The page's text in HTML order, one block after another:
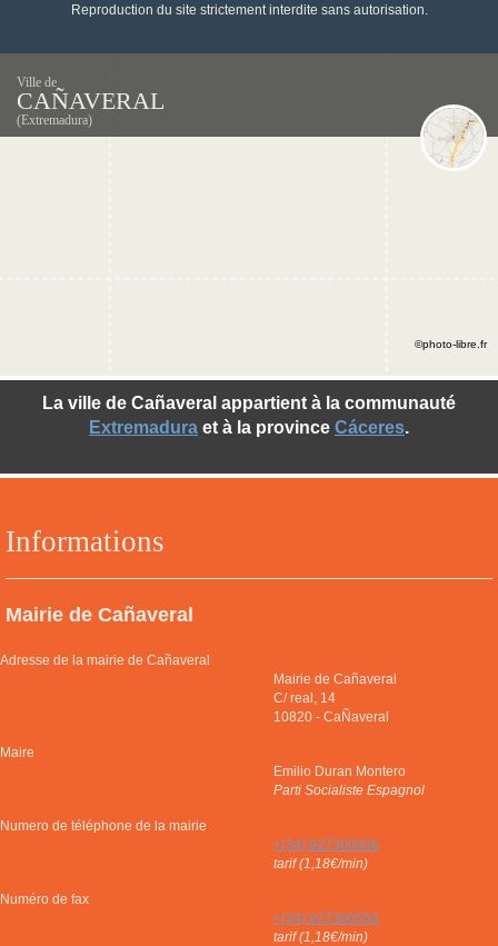
Reproduction du site strictement interdite sans autorisation.
Ville de
CAÑAVERAL
(Extremadura)
Informations
Mairie de Cañaveral
Adresse de la mairie de Cañaveral
Mairie de Cañaveral
C/ real, 14
10820 -CaÑaveral
Maire
Emilio Duran Montero
Parti Socialiste Espagnol
Numero de téléphone de la mairie
+(34) 927300006
tarif (1,18€/min)
Numéro de fax
+(34) 927300559
tarif (1,18€/min)
La ville de Cañaveral appartient à la communauté
Extremadura et à la province Cáceres.
©photo-libre.fr